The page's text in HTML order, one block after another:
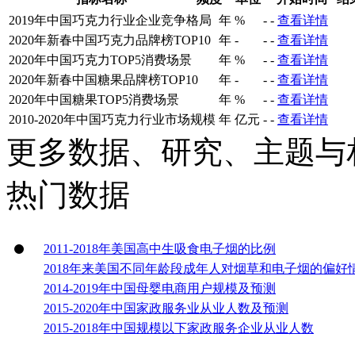
2019年中国巧克力行业企业竞争格局 年 % - - 查看详情
2020年新春中国巧克力品牌榜TOP10 年 - - - 查看详情
2020年中国巧克力TOP5消费场景
年 % - - 查看详情
2020年新春中国糖果品牌榜TOP10
年 - - - 查看详情
2020年中国糖果TOP5消费场景
年 % - - 查看详情
2010-2020年中国巧克力行业市场规模 年 亿元 - - 查看详情
更多数据、研究、主题
热门数据
2011-2018年美国高中生吸食电子烟的比例
2018年来美国不同年龄段成年人对烟草和电子烟的偏好
2014-2019年中国母婴电商用户规模及预测
2015-2020年中国家政服务业从业人数及预测
2015-2018年中国规模以下家政服务企业从业人数